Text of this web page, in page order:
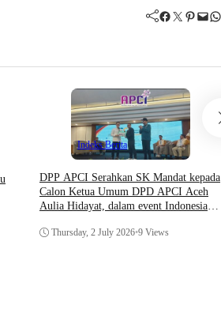
Facebook Twitter Pinterest Mail WhatsApp
Indeks Berita
DPP APCI Serahkan SK Mandat kepada
Calon Ketua Umum DPD APCI Aceh
Aulia Hidayat, dalam event Indonesia
Thursday, 2 July 2026•9 Views